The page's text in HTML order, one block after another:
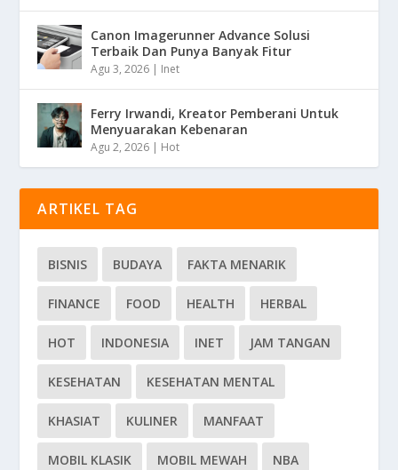
Canon Imagerunner Advance Solusi
Terbaik Dan Punya Banyak Fitur
Agu 3, 2026 Inet
Ferry Irwandi, Kreator Pemberani Untuk
Menyuarakan Kebenaran
Agu 2, 2026 Hot
ARTIKEL TAG
BISNIS BUDAYA FAKTA MENARIK
FINANCE FOOD HEALTH HERBAL
HOT INDONESIA INET JAM TANGAN
KESEHATAN KESEHATAN MENTAL
KHASIAT KULINER MANFAAT
MOBIL KLASIK MOBIL MEWAH NBA